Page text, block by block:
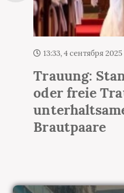
17:58, 4 сентября 2025
Die
schönste